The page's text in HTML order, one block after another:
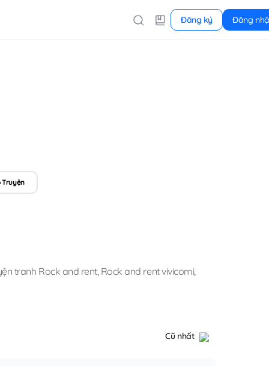
Đăng ký Đăng
Truyện
tranh Rock and rent, Rock and rent vivicomi,
Cũ nhất